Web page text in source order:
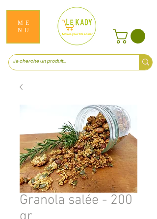
ME
NU
Granola salée - 200